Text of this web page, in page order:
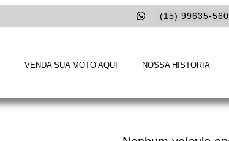
(15) 99635-
VENDA SUA MOTO AQUI NOSSA HISTÓRIA